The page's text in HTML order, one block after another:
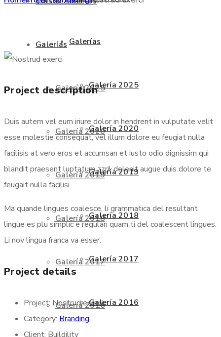
Galerías
Galería 2025
Galería 2020
Galería 2019
Galería 2018
Galería 2017
Galería 2016
Galerías
Galería 2025
Galería 2020
Galería 2019
Galería 2018
Galería 2017
Galería 2016
Project description
Duis autem vel eum iriure dolor in hendrerit in vulputate velit
esse molestie consequat, vel illum dolore eu feugiat nulla
facilisis at vero eros et accumsan et iusto odio dignissim qui
blandit praesent luptatum zzril delenit augue duis dolore te
feugait nulla facilisi.
Ma quande lingues coalesce, li grammatica del resultant
lingue es plu simplic e regulari quam ti del coalescent lingues.
Li nov lingua franca va esser.
Project details
Project: Nostrud exerci
Category: Branding
Client: Buildility